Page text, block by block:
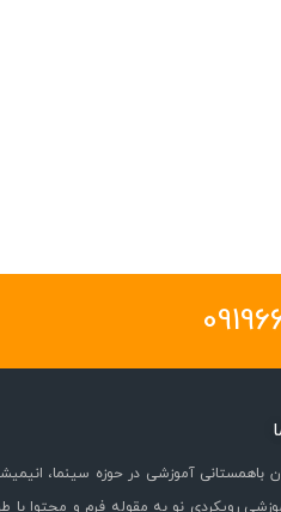
باهمستانی آموزشی در حوزه سینما،
رویکردی نو به مقوله فرم و محتوا